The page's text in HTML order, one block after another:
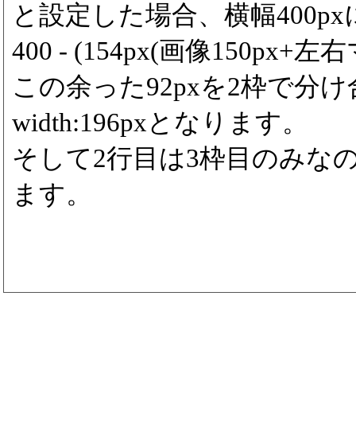
と設定した場合、横幅
400 - (154px(画像150px+左
この余った92pxを2枠で分
width:196pxとなります。
そして2行目は3枠目のみな
ます。